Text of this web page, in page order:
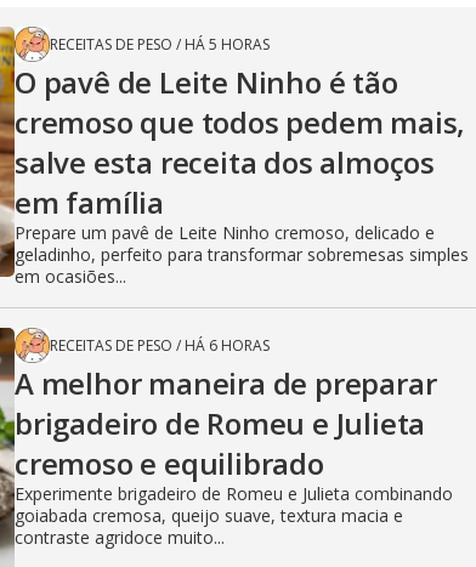
RECEITAS DE PESO / HÁ 5 HORAS
O pavê de Leite Ninho é tão
cremoso que todos pedem mais,
salve esta receita dos almoços
em família
Prepare um pavê de Leite Ninho cremoso, delicado e
geladinho, perfeito para transformar sobremesas simples
em ocasiões...
RECEITAS DE PESO / HÁ 6 HORAS
A melhor maneira de preparar
brigadeiro de Romeu e Julieta
cremoso e equilibrado
Experimente brigadeiro de Romeu e Julieta combinando
goiabada cremosa, queijo suave, textura macia e
contraste agridoce muito...